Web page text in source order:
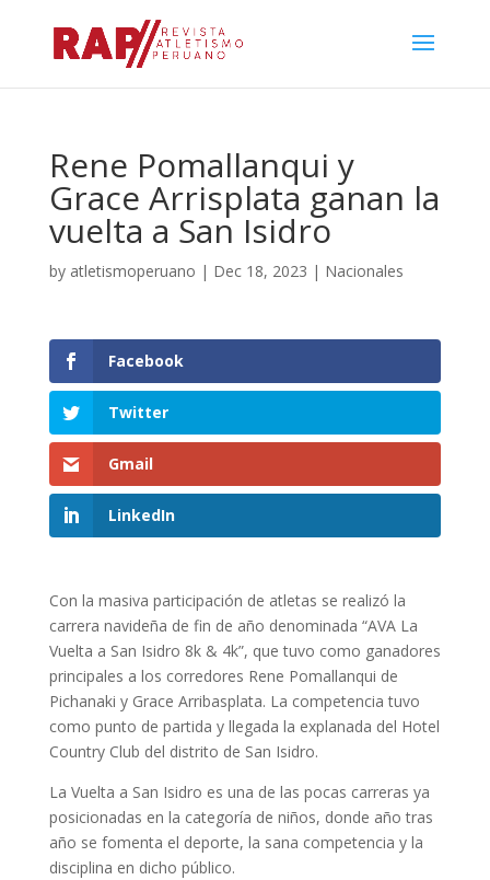
Rene Pomallanqui y
Grace Arrisplata ganan la
vuelta a San Isidro
by atletismoperuano | Dec 18, 2023 | Nacionales
Facebook
Twitter
Gmail
LinkedIn
Con la masiva participación de atletas se realizó la
carrera navideña de fin de año denominada “AVA La
Vuelta a San Isidro 8k & 4k”, que tuvo como ganadores
principales a los corredores Rene Pomallanqui de
Pichanaki y Grace Arribasplata. La competencia tuvo
como punto de partida y llegada la explanada del Hotel
Country Club del distrito de San Isidro.
La Vuelta a San Isidro es una de las pocas carreras ya
posicionadas en la categoría de niños, donde año tras
año se fomenta el deporte, la sana competencia y la
disciplina en dicho público.